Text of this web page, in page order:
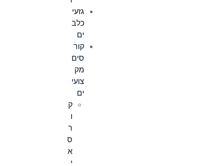
גזעי
כלב
ים
קור
סים
מק
צועי
ים
ק
ו
ר
ס
א
י